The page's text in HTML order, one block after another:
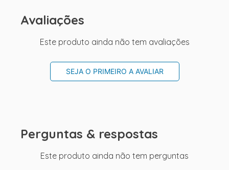
Avaliações
Este produto ainda não tem avaliações
SEJA O PRIMEIRO A AVALIAR
Perguntas & respostas
Este produto ainda não tem perguntas